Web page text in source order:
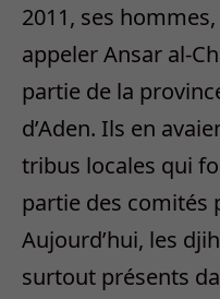
2011, ses
appeler Ansar al-
partie de la
d’Aden. Ils en
tribus locales qui
partie des comités
Aujourd’hui, les
surtout présents